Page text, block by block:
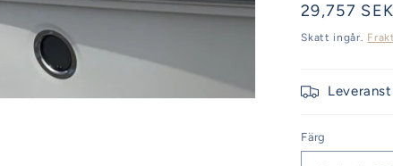
Ordinarie
pris
29,757 SEK
Skatt ingår. Frakt
Färg